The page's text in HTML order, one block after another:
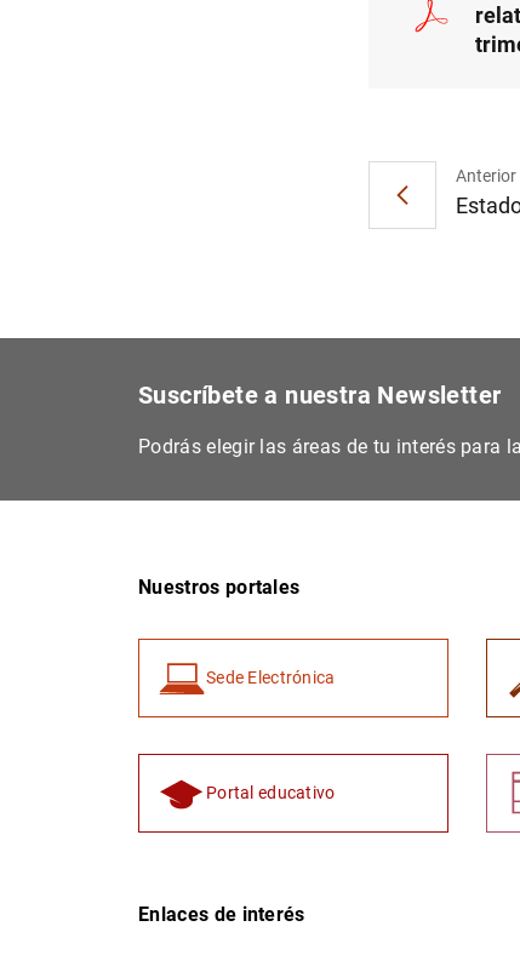
Anterior
Suscríbete a nuestra Newsletter
Podrás elegir las áreas de tu interés para
Nuestros portales
Sede Electrónica
Portal educativo
Enlaces de interés